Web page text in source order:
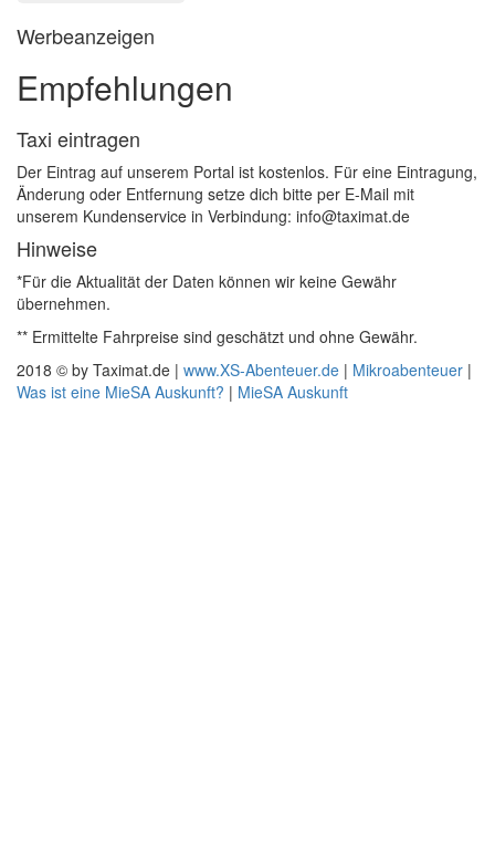
Werbeanzeigen
Empfehlungen
Taxi eintragen
Der Eintrag auf unserem Portal ist kostenlos. Für eine Eintragung,
Änderung oder Entfernung setze dich bitte per E-Mail mit
unserem Kundenservice in Verbindung: info@taximat.de
Hinweise
*Für die Aktualität der Daten können wir keine Gewähr
übernehmen.
** Ermittelte Fahrpreise sind geschätzt und ohne Gewähr.
2018 © by Taximat.de | www.XS-Abenteuer.de | Mikroabenteuer |
Was ist eine MieSA Auskunft? | MieSA Auskunft